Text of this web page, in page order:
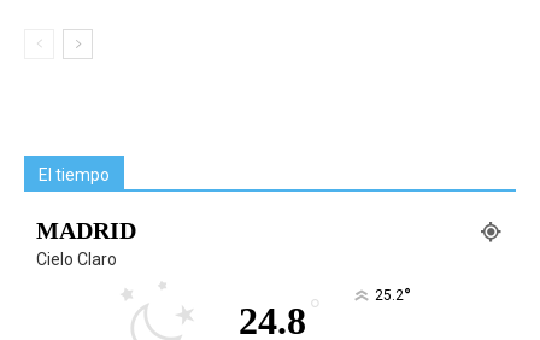
El tiempo
MADRID
Cielo Claro
24.8 ° 25.2°